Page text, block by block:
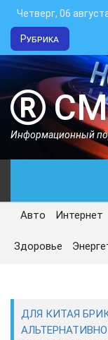
Четверг, 06
Рубрика
Информационный
ГЛАВНАЯ
СЕГОДНЯ
ЭКОНОМИКА
Авто Интернет
Здоровье
ДЛЯ КИТАЯ